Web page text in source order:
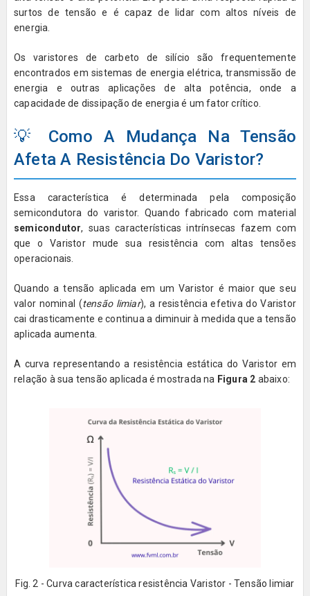
surtos de tensão e é capaz de lidar com altos níveis de
energia.
Os varistores de carbeto de silício são frequentemente
encontrados em sistemas de energia elétrica, transmissão de
energia e outras aplicações de alta potência, onde a
capacidade de dissipação de energia é um fator crítico.
💡 Como A Mudança Na Tensão
Afeta A Resistência Do Varistor?
Essa característica é determinada pela composição
semicondutora do varistor. Quando fabricado com material
semicondutor, suas características intrínsecas fazem com
que o Varistor mude sua resistência com altas tensões
operacionais.
Quando a tensão aplicada em um Varistor é maior que seu
valor nominal (tensão limiar), a resistência efetiva do Varistor
cai drasticamente e continua a diminuir à medida que a tensão
aplicada aumenta.
A curva representando a resistência estática do Varistor em
relação à sua tensão aplicada é mostrada na Figura 2 abaixo:
Fig. 2 - Curva característica resistência Varistor - Tensão limiar